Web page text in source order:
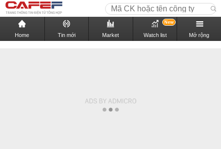
Home Tin mới Market Watch list
New
Mở rộng